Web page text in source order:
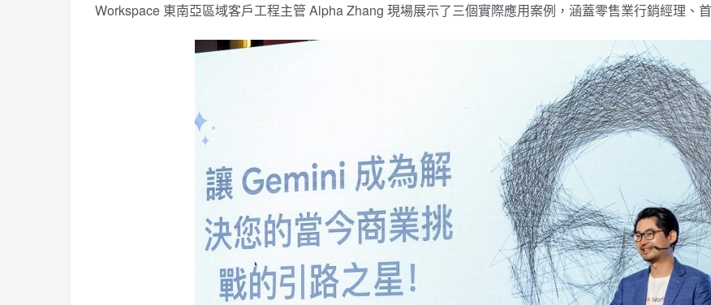
Workspace 東南亞區域客戶工程主管 Alpha Zhang 現場展示了三個實際應用案例，涵蓋零售業行銷經理、